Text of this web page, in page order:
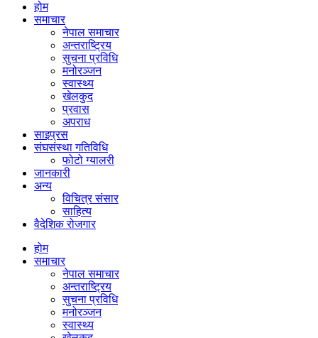
होम
समाचार
नेपाल समाचार
अन्तराष्ट्रिय
सुचना प्रविधि
मनोरञ्जन
स्वास्थ्य
खेलकुद
प्रवास
अपराध
साइप्रस
संघसंस्था गतिविधि
फोटो ग्यालरी
जानकारी
अन्य
विचित्र संसार
साहित्य
वैदेशिक रोजगार
होम
समाचार
नेपाल समाचार
अन्तराष्ट्रिय
सुचना प्रविधि
मनोरञ्जन
स्वास्थ्य